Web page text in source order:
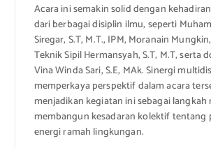
Acara ini semakin solid dengan
dari berbagai disiplin ilmu, seperti
Siregar, S.T, M.T., IPM, Moranain
Teknik Sipil Hermansyah, S.T, M.T, serta
Vina Winda Sari, S.E, MAk. Sinergi
memperkaya perspektif dalam acara
menjadikan kegiatan ini sebagai langkah
membangun kesadaran kolektif tentang
energi ramah lingkungan.